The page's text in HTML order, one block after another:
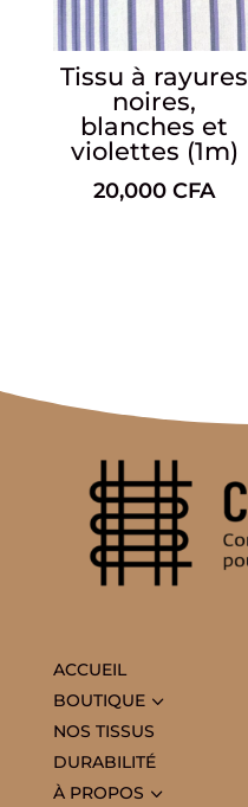
Tissu à rayures
noires,
blanches et
violettes (1m)
20,000CFA
ACCUEIL
BOUTIQUE3
NOS TISSUS
DURABILITÉ
À PROPOS 3